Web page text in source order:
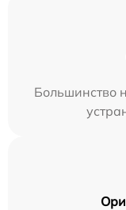
Большинство